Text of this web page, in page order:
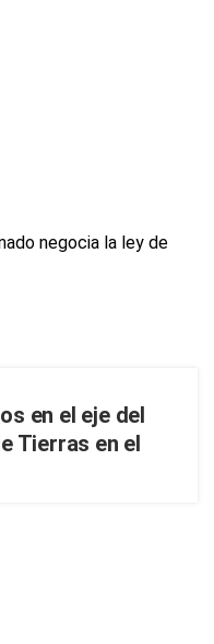
en el eje del
Tierras en el